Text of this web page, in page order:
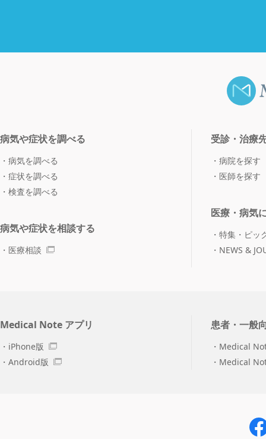
病気や症状を調べる
病気を調べる
症状を調べる
検査を調べる
病気や症状を相談する
医療相談
受診・治療
病院を探す
医師を探す
医療・病気
特集・ピッ
NEWS &
Medical Note アプリ
iPhone版
Android版
患者・一般
Medical
Medical